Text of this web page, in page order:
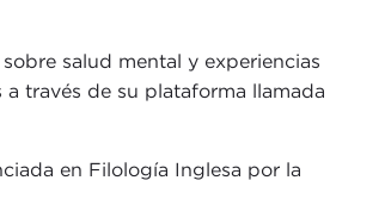
salud mental y experiencias
través de su plataforma llamada
en Filología Inglesa por la